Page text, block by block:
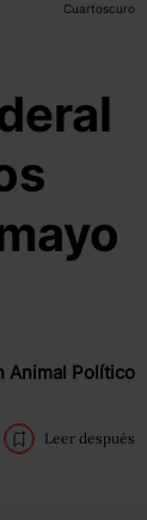
Cuartoscuro
Animal Político
Leer después